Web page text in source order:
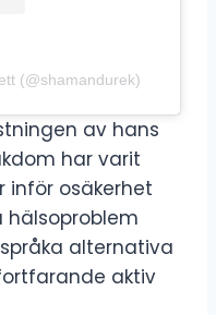
(@shamandurek)
av hans
har varit
inför osäkerhet
hälsoproblem
alternativa
aktiv